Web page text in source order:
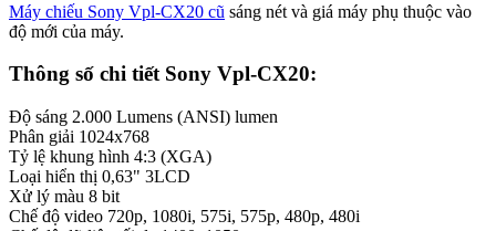
Máy chiếu Sony Vpl-CX20 cũ sáng nét và giá máy phụ thuộc vào
độ mới của máy.
Thông số chi tiết Sony Vpl-CX20:
Độ sáng 2.000 Lumens (ANSI) lumen
Phân giải 1024x768
Tỷ lệ khung hình 4:3 (XGA)
Loại hiển thị 0,63" 3LCD
Xử lý màu 8 bit
Chế độ video 720p, 1080i, 575i, 575p, 480p, 480i